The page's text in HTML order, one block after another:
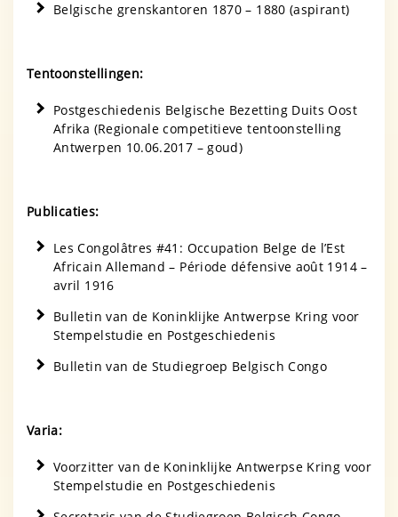
Belgische grenskantoren 1870 – 1880 (aspirant)
Tentoonstellingen:
Postgeschiedenis Belgische Bezetting Duits Oost
Afrika (Regionale competitieve tentoonstelling
Antwerpen 10.06.2017 – goud)
Publicaties:
Les Congolâtres #41: Occupation Belge de l’Est
Africain Allemand – Période défensive août 1914 –
avril 1916
Bulletin van de Koninklijke Antwerpse Kring voor
Stempelstudie en Postgeschiedenis
Bulletin van de Studiegroep Belgisch Congo
Varia:
Voorzitter van de Koninklijke Antwerpse Kring voor
Stempelstudie en Postgeschiedenis